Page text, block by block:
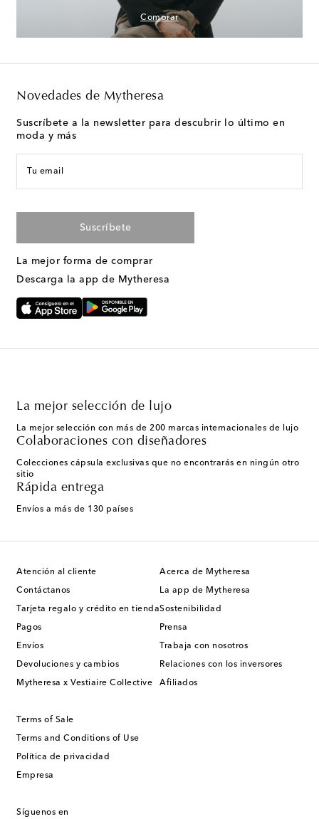
Comprar
Novedades de Mytheresa
Suscríbete a la newsletter para descubrir lo último en
moda y más
Tu email
Suscríbete
La mejor forma de comprar
Descarga la app de Mytheresa
La mejor selección de lujo
La mejor selección con más de 200 marcas internacionales de lujo
Colaboraciones con diseñadores
Colecciones cápsula exclusivas que no encontrarás en ningún otro
sitio
Rápida entrega
Envíos a más de 130 países
Atención al cliente
Contáctanos
Tarjeta regalo y crédito en tienda
Pagos
Envíos
Devoluciones y cambios
Mytheresa x Vestiaire Collective
Acerca de Mytheresa
La app de Mytheresa
Sostenibilidad
Prensa
Trabaja con nosotros
Relaciones con los inversores
Afiliados
Terms of Sale
Terms and Conditions of Use
Política de privacidad
Empresa
Síguenos en